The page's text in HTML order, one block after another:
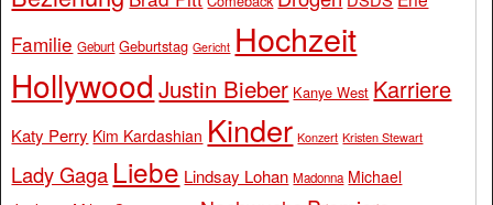
Familie Geburt Geburtstag Gericht Hochzeit
Hollywood Justin Bieber Kanye West Karriere
Katy Perry Kim Kardashian Kinder Konzert Kristen Stewart
Lady Gaga Liebe Lindsay Lohan Madonna Michael